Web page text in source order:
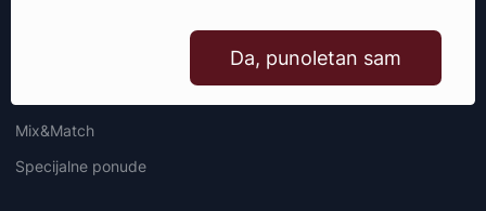
Mix&Match
Specijalne ponude
Da, punoletan sam